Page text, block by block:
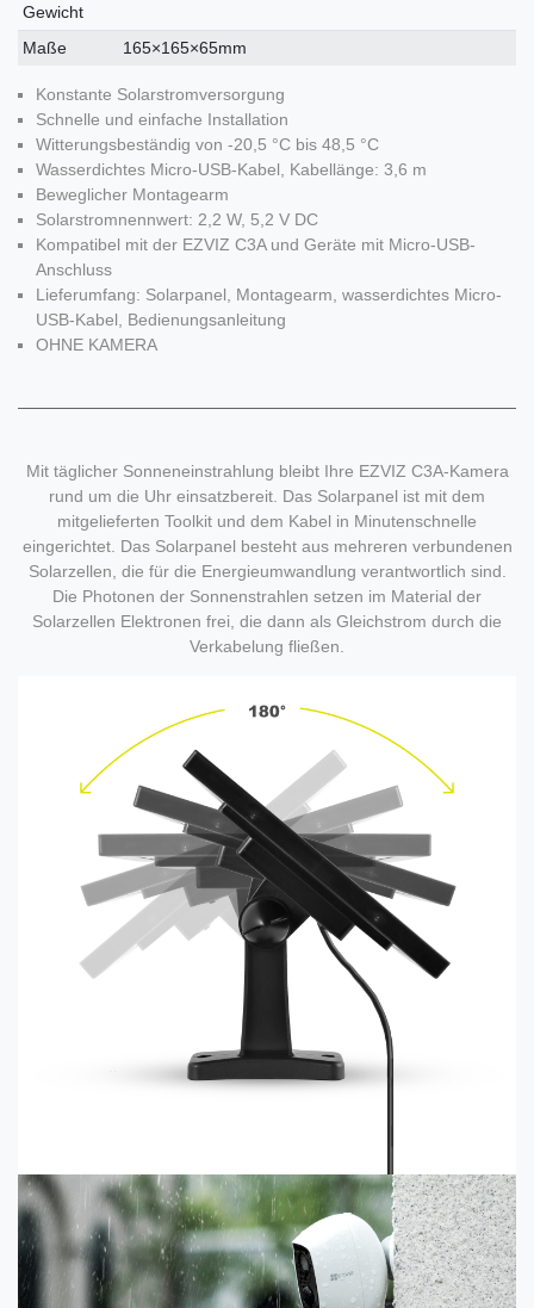
Gewicht
Maße 165×165×65mm
Konstante Solarstromversorgung
Schnelle und einfache Installation
Witterungsbeständig von -20,5 °C bis 48,5 °C
Wasserdichtes Micro-USB-Kabel, Kabellänge: 3,6 m
Beweglicher Montagearm
Solarstromnennwert: 2,2 W, 5,2 V DC
Kompatibel mit der EZVIZ C3A und Geräte mit Micro-USB-
Anschluss
Lieferumfang: Solarpanel, Montagearm, wasserdichtes Micro-
USB-Kabel, Bedienungsanleitung
OHNE KAMERA
Mit täglicher Sonneneinstrahlung bleibt Ihre EZVIZ C3A-Kamera
rund um die Uhr einsatzbereit. Das Solarpanel ist mit dem
mitgelieferten Toolkit und dem Kabel in Minutenschnelle
eingerichtet. Das Solarpanel besteht aus mehreren verbundenen
Solarzellen, die für die Energieumwandlung verantwortlich sind.
Die Photonen der Sonnenstrahlen setzen im Material der
Solarzellen Elektronen frei, die dann als Gleichstrom durch die
Verkabelung fließen.